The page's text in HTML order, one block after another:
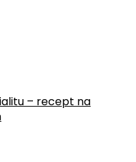
– recept na